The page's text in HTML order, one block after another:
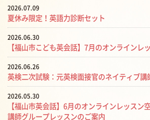
2026.07.09
夏休み限定！英語力診断セット
2026.06.30
【福山市こども英会話】7月のオンラインレ
2026.06.26
英検二次試験：元英検面接官のネイティブ講
2026.05.30
【福山市英会話】6月のオンラインレッスン
講師グループレッスンのご案内